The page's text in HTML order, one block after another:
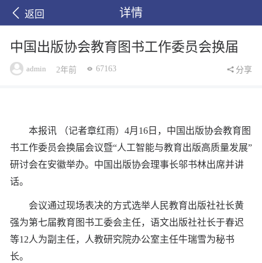
返回 详情
中国出版协会教育图书工作委员会换届
admin 2年前 67163 分享
本报讯 （记者章红雨）4月16日，中国出版协会教育图
书工作委员会换届会议暨“人工智能与教育出版高质量发展”
研讨会在安徽举办。中国出版协会理事长邬书林出席并讲
话。
会议通过现场表决的方式选举人民教育出版社社长黄
强为第七届教育图书工委会主任，语文出版社社长于春迟
等12人为副主任，人教研究院办公室主任牛瑞雪为秘书
长。